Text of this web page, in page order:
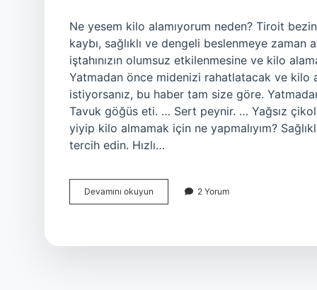
Ne yesem kilo alamıyorum neden? Tiroit
kaybı, sağlıklı ve dengeli beslenmeye
iştahınızın olumsuz etkilenmesine ve kilo
Yatmadan önce midenizi rahatlatacak ve kilo
istiyorsanız, bu haber tam size göre.
Tavuk göğüs eti. … Sert peynir. … Yağsız
yiyip kilo almamak için ne yapmalıyım?
tercih edin. Hızlı…
Devamını okuyun
Yesem
2 Yorum